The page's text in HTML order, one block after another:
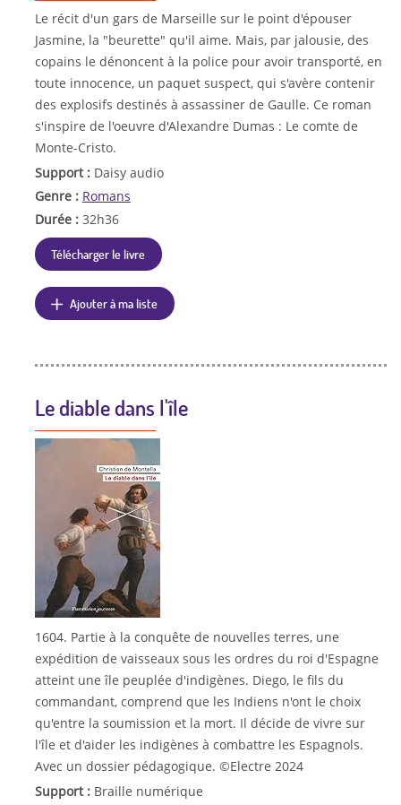
Le récit d'un gars de Marseille sur le point d'épouser
Jasmine, la "beurette" qu'il aime. Mais, par jalousie, des
copains le dénoncent à la police pour avoir transporté, en
toute innocence, un paquet suspect, qui s'avère contenir
des explosifs destinés à assassiner de Gaulle. Ce roman
s'inspire de l'oeuvre d'Alexandre Dumas : Le comte de
Monte-Cristo.
Support : Daisy audio
Genre : Romans
Durée : 32h36
Télécharger le livre
Ajouter à ma liste
Le diable dans l'île
1604. Partie à la conquête de nouvelles terres, une
expédition de vaisseaux sous les ordres du roi d'Espagne
atteint une île peuplée d'indigènes. Diego, le fils du
commandant, comprend que les Indiens n'ont le choix
qu'entre la soumission et la mort. Il décide de vivre sur
l'île et d'aider les indigènes à combattre les Espagnols.
Avec un dossier pédagogique. ©Electre 2024
Support : Braille numérique